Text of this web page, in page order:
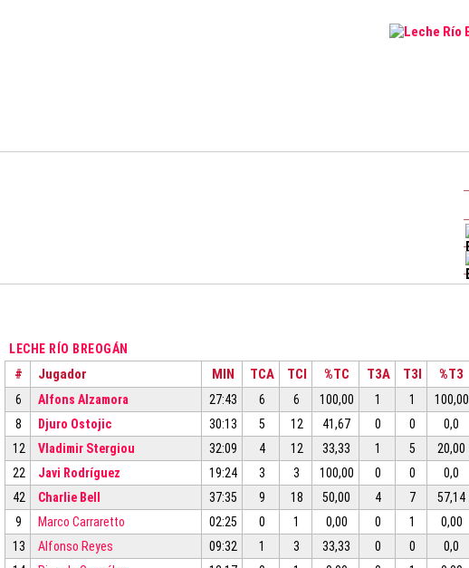
LECHE RÍO BREOGÁN
# Jugador MIN TCA TCI %TC T3A T3I %T3
6 Alfons Alzamora 27:43 6 6 100,00 1 1 100,00
8
Djuro Ostojic 30:13 5 12 41,67 0 0 0,0
12
Vladimir Stergiou 32:09 4 12 33,33 1 5 20,00
22
Javi Rodríguez 19:24 3 3 100,00 0 0 0,0
42
Charlie Bell 37:35 9 18 50,00 4 7 57,14
9
Marco Carraretto 02:25 0 1 0,00 0 1 0,00
13
Alfonso Reyes 09:32 1 3 33,33 0 0 0,0